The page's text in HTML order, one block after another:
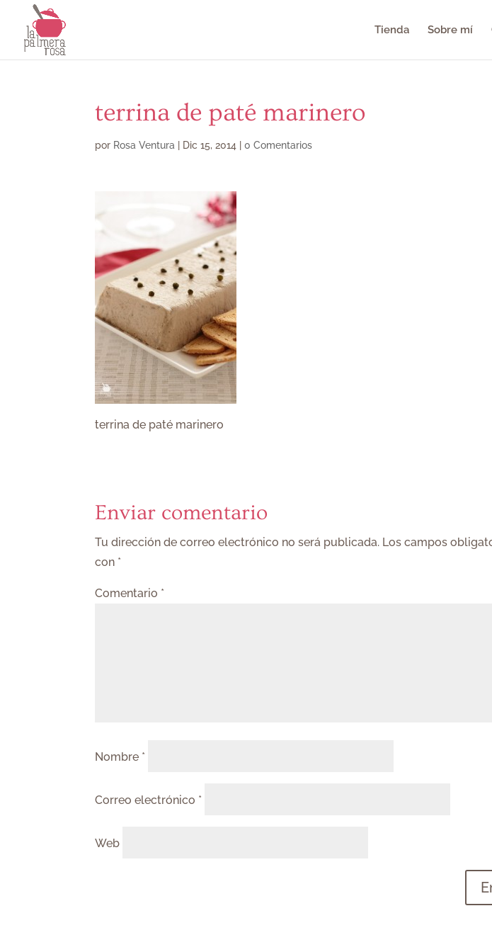
Tienda Sobre mí
terrina de paté marinero
por Rosa Ventura Dic 15, 2014 |0 Comentarios
terrina de paté marinero
Enviar comentario
Tu dirección de correo electrónico no será publicada. Los campos
con *
Comentario *
Nombre *
Correo electrónico *
Web